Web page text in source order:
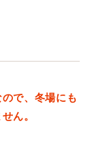
で、冬場にも
ん。